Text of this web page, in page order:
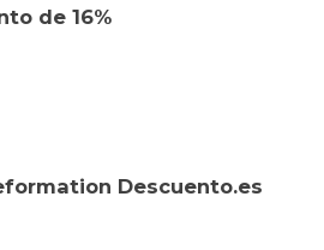
de 16%
Descuento.es